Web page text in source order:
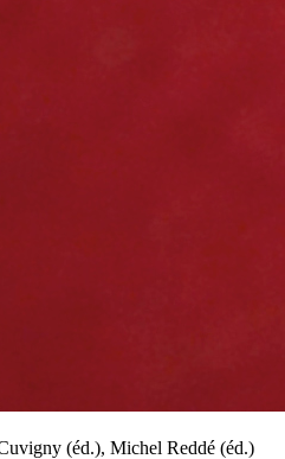
(éd.), Michel Reddé (éd.)